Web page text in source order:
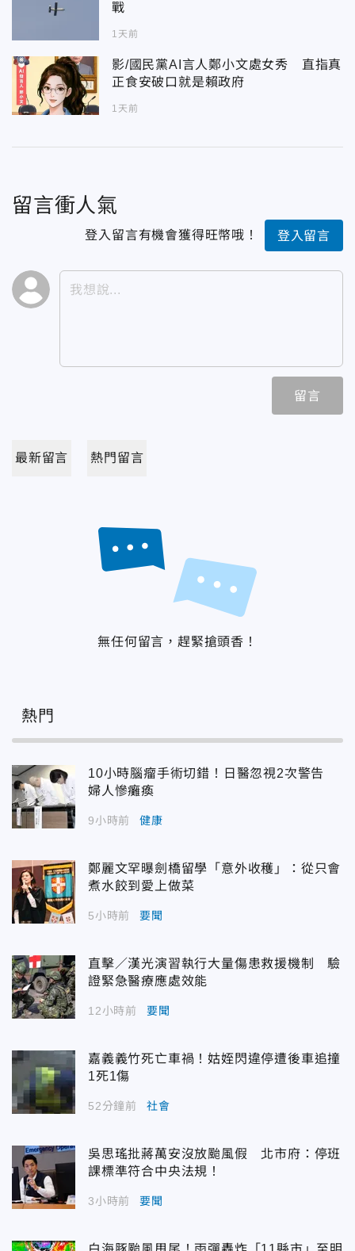
戰
1天前
影/國民黨AI言人鄭小文處女秀 直指真
正食安破口就是賴政府
1天前
留言衝人氣
登入留言有機會獲得旺幣哦！ 登入留言
留言
最新留言 熱門留言
無任何留言，趕緊搶頭香！
熱門
10小時腦瘤手術切錯！日醫忽視2次警告
婦人慘癱瘓
9小時前 健康
鄭麗文罕曝劍橋留學「意外收穫」：從只會
煮水餃到愛上做菜
5小時前 要聞
直擊／漢光演習執行大量傷患救援機制 驗
證緊急醫療應處效能
12小時前 要聞
嘉義義竹死亡車禍！姑姪閃違停遭後車追撞
1死1傷
52分鐘前 社會
吳思瑤批蔣萬安沒放颱風假 北市府：停班
課標準符合中央法規！
3小時前 要聞